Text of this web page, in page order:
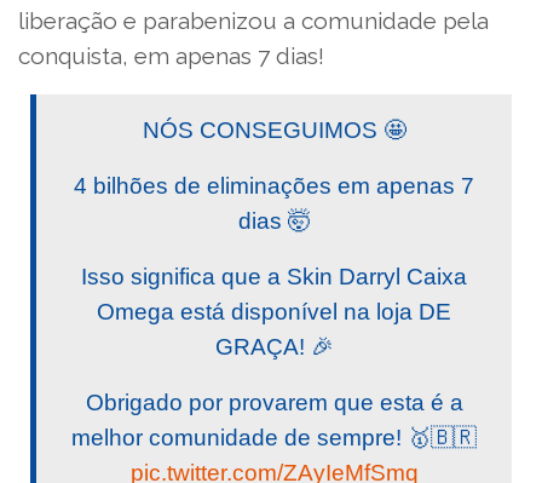
liberação e parabenizou a comunidade pela
conquista, em apenas 7 dias!
NÓS CONSEGUIMOS 🤩
4 bilhões de eliminações em apenas 7
dias 🤯
Isso significa que a Skin Darryl Caixa
Omega está disponível na loja DE
GRAÇA! 🎉
Obrigado por provarem que esta é a
melhor comunidade de sempre! 🥇🇧🇷
pic.twitter.com/ZAyIeMfSmq